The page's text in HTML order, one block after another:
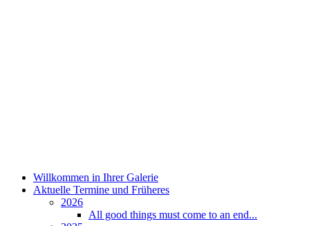
Willkommen in Ihrer Galerie
Aktuelle Termine und Früheres
2026
All good things must come to an end...